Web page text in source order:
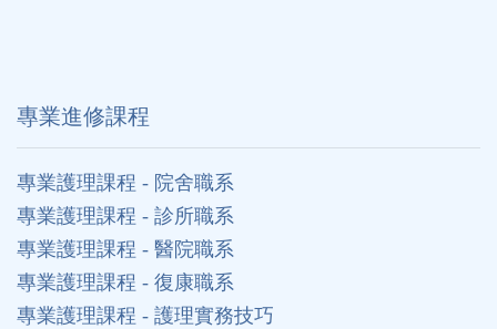
專業進修課程
專業護理課程 - 院舍職系
專業護理課程 - 診所職系
專業護理課程 - 醫院職系
專業護理課程 - 復康職系
專業護理課程 - 護理實務技巧